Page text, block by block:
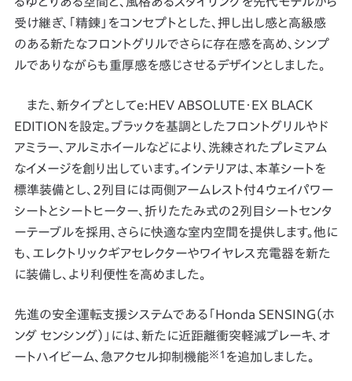
受け継ぎ、「精錬」をコンセプトとした、押し出し感と高級感
のある新たなフロントグリルでさらに存在感を高め、シンプ
ルでありながらも重厚感を感じさせるデザインとしました。
また、新タイプとしてe:HEV ABSOLUTE・EX BLACK
EDITIONを設定。ブラックを基調としたフロントグリルやド
アミラー、アルミホイールなどにより、洗練されたプレミアム
なイメージを創り出しています。インテリアは、本革シートを
標準装備とし、2列目には両側アームレスト付4ウェイパワー
シートとシートヒーター、折りたたみ式の2列目シートセンタ
ーテーブルを採用、さらに快適な室内空間を提供します。他に
も、エレクトリックギアセレクターやワイヤレス充電器を新た
に装備し、より利便性を高めました。
先進の安全運転支援システムである「Honda SENSING（ホ
ンダ センシング）」には、新たに近距離衝突軽減ブレーキ、オ
ートハイビーム、急アクセル抑制機能※1 を追加しました。